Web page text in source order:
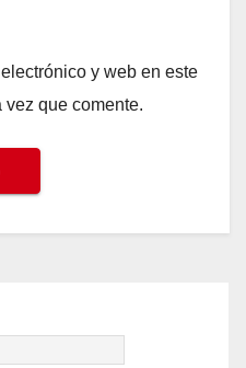
y web en este
que comente.